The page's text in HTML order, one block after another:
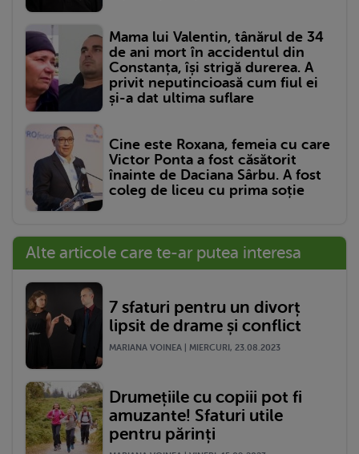
Mama lui Valentin, tânărul de 34
de ani mort în accidentul din
Constanța, își strigă durerea. A
privit neputincioasă cum fiul ei
și-a dat ultima suflare
Cine este Roxana, femeia cu care
Victor Ponta a fost căsătorit
înainte de Daciana Sârbu. A fost
coleg de liceu cu prima soție
Alte articole care te-ar putea interesa
7 sfaturi pentru un divorț
lipsit de drame și conflict
MARIANA VOINEA | MIERCURI, 23.08.2023
Drumețiile cu copiii pot fi
amuzante! Sfaturi utile
pentru părinți